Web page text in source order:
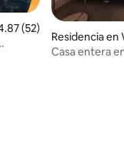
promedio: 4.87
(52)
Residencia en
cipal Area
Casa entera